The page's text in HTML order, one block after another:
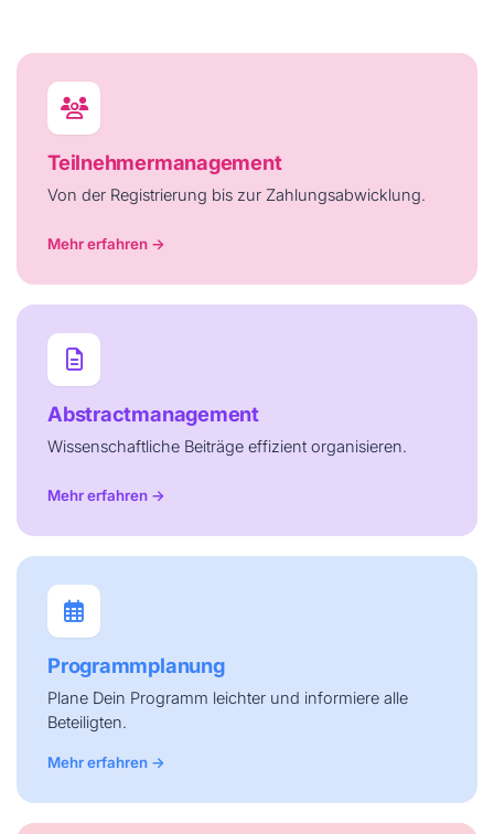
Teilnehmermanagement
Von der Registrierung bis zur Zahlungsabwicklung.
Mehr erfahren →
Abstractmanagement
Wissenschaftliche Beiträge effizient organisieren.
Mehr erfahren →
Programmplanung
Plane Dein Programm leichter und informiere alle
Beteiligten.
Mehr erfahren →